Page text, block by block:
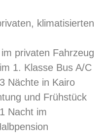
klimatisierten
privaten Fahrzeug
1. Klasse Bus A/C
Nächte in Kairo
und Frühstück
Nacht im